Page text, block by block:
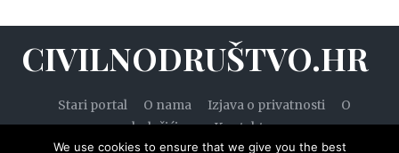
CIVILNODRUŠTVO.HR
Stari portal O nama Izjava o privatnosti
O
kolačićima
Kontakt
We use cookies to ensure that we give you the best